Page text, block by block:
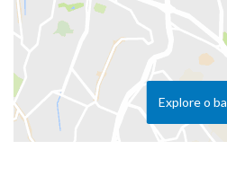
Explore o